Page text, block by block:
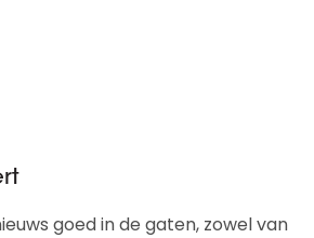
goed in de gaten, zowel van